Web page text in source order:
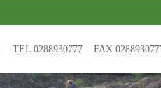
TEL 0288930777 FAX